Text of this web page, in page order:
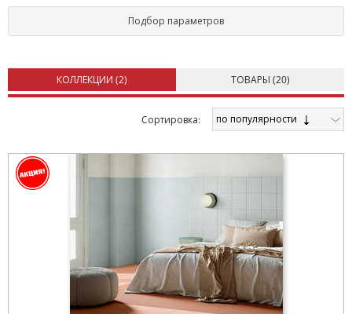
Подбор параметров
КОЛЛЕКЦИИ (2) ТОВАРЫ (20)
Cортировка: по популярности